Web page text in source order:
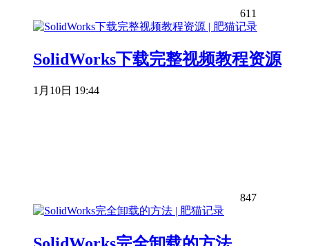
611
SolidWorks下载完整视频教程资源
1月10日 19:44
847